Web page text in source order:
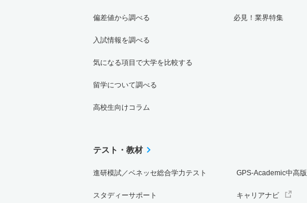
偏差値から調べる
入試情報を調べる
気になる項目で大学を比較する
留学について調べる
高校生向けコラム
必見！業界特集
テスト・教材
進研模試／ベネッセ総合学力テスト
スタディーサポート
GPS-Academic中高版
キャリアナビ